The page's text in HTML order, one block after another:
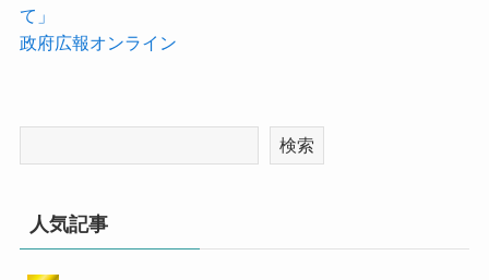
て」
政府広報オンライン
検索
人気記事